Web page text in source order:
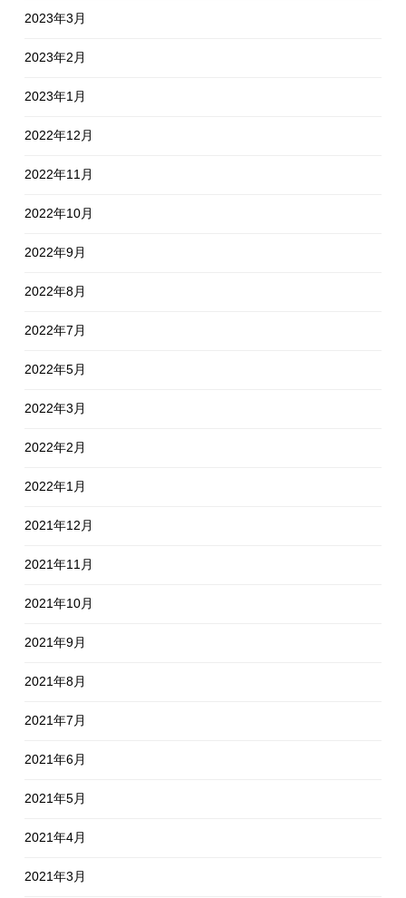
2023年3月
2023年2月
2023年1月
2022年12月
2022年11月
2022年10月
2022年9月
2022年8月
2022年7月
2022年5月
2022年3月
2022年2月
2022年1月
2021年12月
2021年11月
2021年10月
2021年9月
2021年8月
2021年7月
2021年6月
2021年5月
2021年4月
2021年3月